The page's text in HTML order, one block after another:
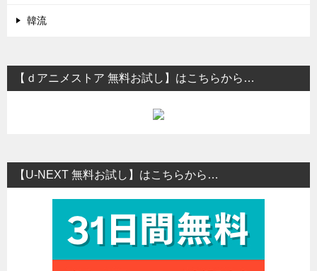
韓流
【ｄアニメストア 無料お試し】はこちらから…
【U-NEXT 無料お試し】はこちらから…